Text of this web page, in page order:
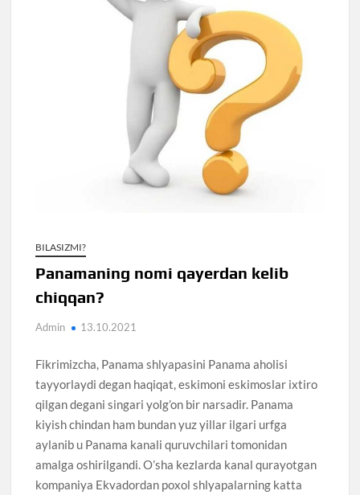
BILASIZMI?
Panamaning nomi qayerdan kelib
chiqqan?
Admin 13.10.2021
Fikrimizcha, Panama shlyapasini Panama aholisi
tayyorlaydi degan haqiqat, eskimoni eskimoslar ixtiro
qilgan degani singari yolg’on bir narsadir. Panama
kiyish chindan ham bundan yuz yillar ilgari urfga
aylanib u Panama kanali quruvchilari tomonidan
amalga oshirilgandi. O’sha kezlarda kanal qurayotgan
kompaniya Ekvadordan poxol shlyapalarning katta